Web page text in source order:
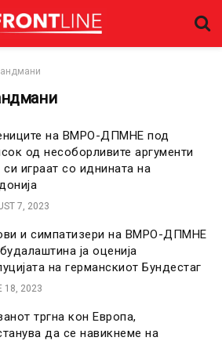
на ВМРО-ДПМНЕ под
од несоборливите аргументи
играат со иднината на
7, 2023
и симпатизери на ВМРО-ДПМНЕ
ја оценија
на германскиот Бундестаг
18, 2023
тргна кон Европа,
да се навикнеме на